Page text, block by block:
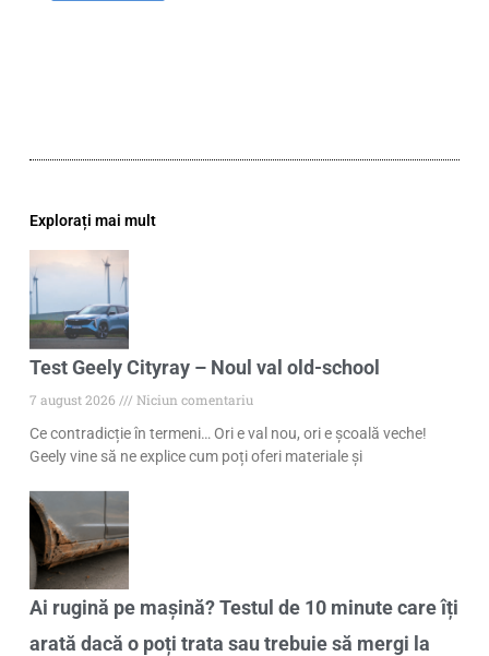
Explorați mai mult
Test Geely Cityray – Noul val old-school
7 august 2026
Niciun comentariu
Ce contradicție în termeni… Ori e val nou, ori e școală veche!
Geely vine să ne explice cum poți oferi materiale și
Ai rugină pe mașină? Testul de 10 minute care îți
arată dacă o poți trata sau trebuie să mergi la